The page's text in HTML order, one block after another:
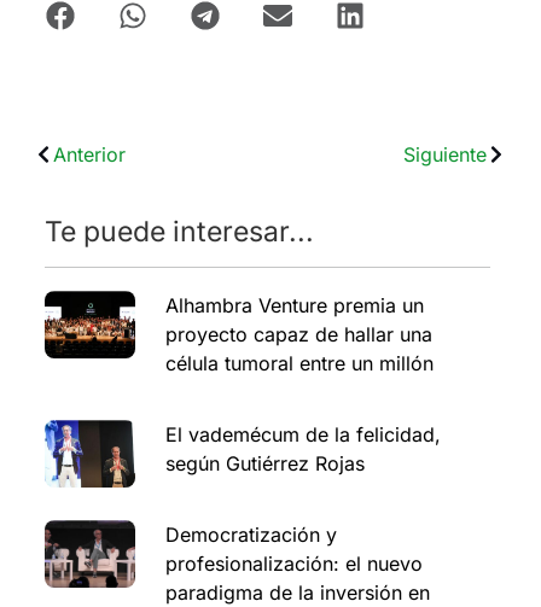
Anterior Siguiente
Te puede interesar...
Alhambra Venture premia un
proyecto capaz de hallar una
célula tumoral entre un millón
El vademécum de la felicidad,
según Gutiérrez Rojas
Democratización y
profesionalización: el nuevo
paradigma de la inversión en